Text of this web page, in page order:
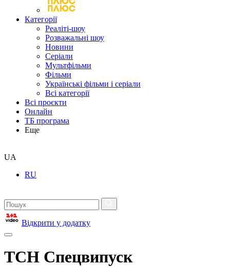
Категорії
Реаліті-шоу
Розважальні шоу
Новини
Серіали
Мультфільми
Фільми
Українські фільми і серіали
Всі категорії
Всі проєкти
Онлайн
ТБ програма
Еще
UA
RU
Відкрити у додатку
ТСН Спецвипуск